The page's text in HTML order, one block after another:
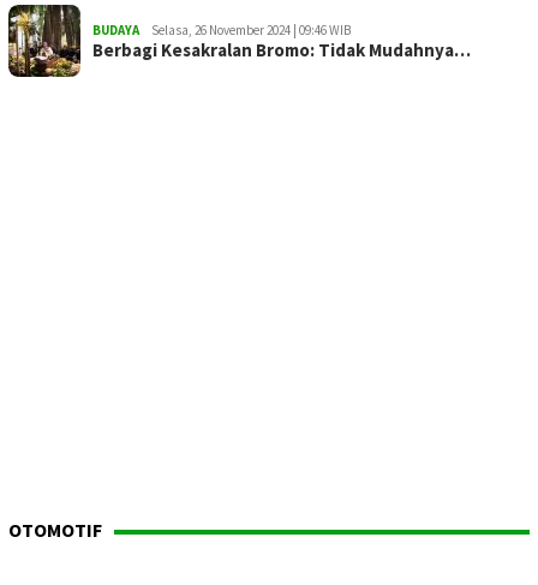
BUDAYA Selasa, 26 November 2024 | 09:46 WIB
Berbagi Kesakralan Bromo: Tidak Mudahnya…
OTOMOTIF